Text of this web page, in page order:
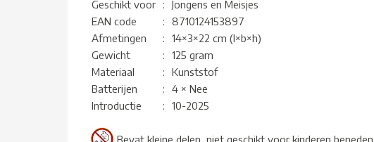
Geschikt voor
:
Jongens en Meisjes
EAN code
:
8710124153897
Afmetingen
:
14×3×22 cm (l×b×h)
Gewicht
:
125 gram
Materiaal
:
Kunststof
Batterijen
:
4 × Nee
Introductie
: 10-2025
Bevat kleine delen, niet geschikt voor kinderen